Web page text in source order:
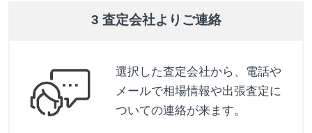
3 査定会社よりご連絡
選択した査定会社から、電話や
メールで相場情報や出張査定に
ついての連絡が来ます。